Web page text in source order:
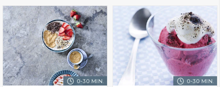
0-30 MIN. 0-30 MIN.